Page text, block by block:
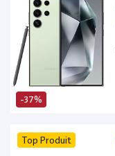
-37%
Top Produit